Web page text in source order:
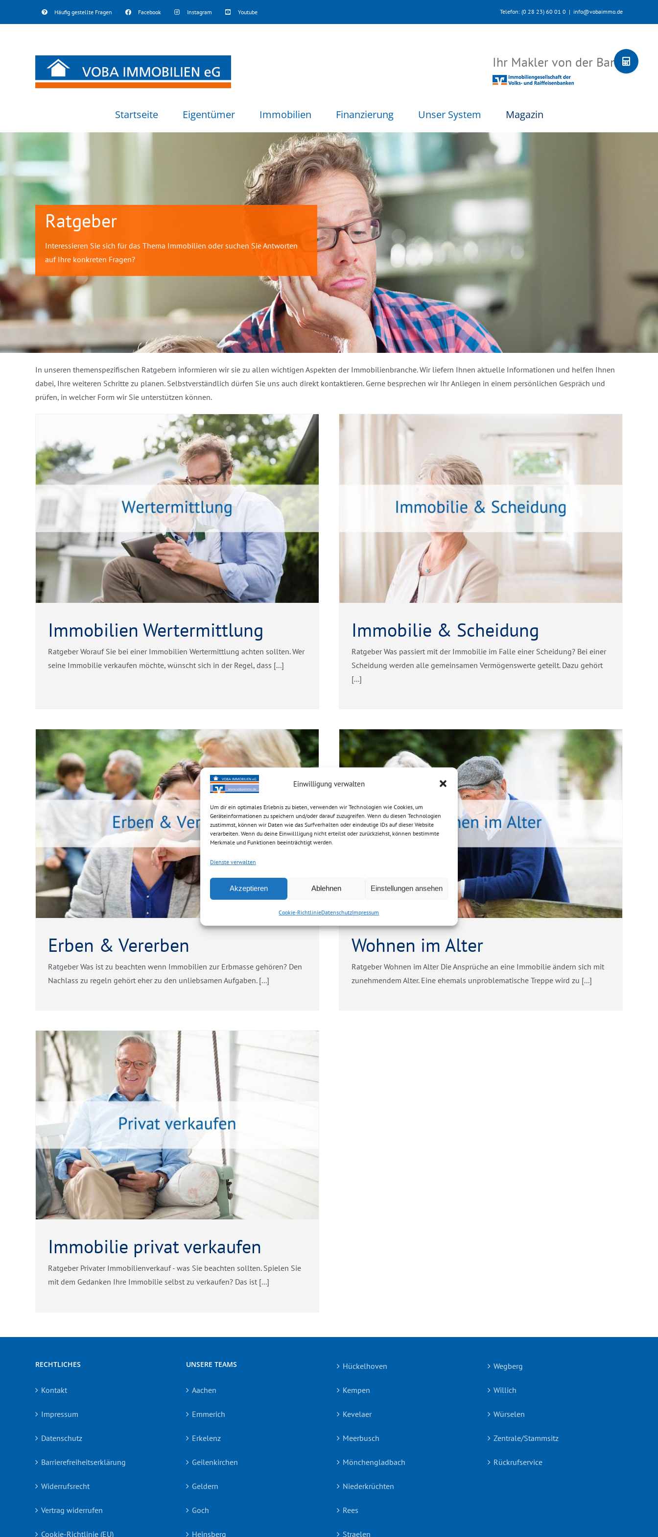
Einwilligung verwalten
Um dir ein optimales Erlebnis zu bieten, verwenden wir Technologien wie Cookies, um
Geräteinformationen zu speichern und/oder darauf zuzugreifen. Wenn du diesen Technologien
zustimmst, können wir Daten wie das Surfverhalten oder eindeutige IDs auf dieser Website
verarbeiten. Wenn du deine Einwillligung nicht erteilst oder zurückziehst, können bestimmte
Merkmale und Funktionen beeinträchtigt werden.
Dienste verwalten
Akzeptieren Ablehnen Einstellungen ansehen
Cookie-RichtlinieDatenschutzImpressum
Häufig gestellte Fragen Facebook Instagram Youtube Telefon: (0 28 23) 60 01 0 | info@vobaimmo.de
Ihr Makler von der Bank
Startseite Eigentümer Immobilien Finanzierung Unser System Magazin
Ratgeber
Interessieren Sie sich für das Thema Immobilien oder suchen Sie Antworten
auf Ihre konkreten Fragen?
In unseren themenspezifischen Ratgebern informieren wir sie zu allen wichtigen Aspekten der Immobilienbranche. Wir liefern Ihnen aktuelle Informationen und helfen Ihnen
dabei, Ihre weiteren Schritte zu planen. Selbstverständlich dürfen Sie uns auch direkt kontaktieren. Gerne besprechen wir Ihr Anliegen in einem persönlichen Gespräch und
prüfen, in welcher Form wir Sie unterstützen können.
Immobilien Wertermittlung
Ratgeber Worauf Sie bei einer Immobilien Wertermittlung achten sollten. Wer
seine Immobilie verkaufen möchte, wünscht sich in der Regel, dass [...]
Immobilie & Scheidung
Ratgeber
Immobilie & Scheidung
Ratgeber Was passiert mit der Immobilie im Falle einer Scheidung? Bei einer
Scheidung werden alle gemeinsamen Vermögenswerte geteilt. Dazu gehört
[...]
Erben & Vererben
Ratgeber Was ist zu beachten wenn Immobilien zur Erbmasse gehören? Den
Nachlass zu regeln gehört eher zu den unliebsamen Aufgaben. [...]
Wohnen im Alter
Ratgeber
Wohnen im Alter
Ratgeber Wohnen im Alter Die Ansprüche an eine Immobilie ändern sich mit
zunehmendem Alter. Eine ehemals unproblematische Treppe wird zu [...]
Immobilie privat verkaufen
Ratgeber Privater Immobilienverkauf - was Sie beachten sollten. Spielen Sie
mit dem Gedanken Ihre Immobilie selbst zu verkaufen? Das ist [...]
RECHTLICHES
Kontakt
Impressum
Datenschutz
Barrierefreiheitserklärung
Widerrufsrecht
Vertrag widerrufen
Cookie-Richtlinie (EU)
UNSERE TEAMS
Aachen
Emmerich
Erkelenz
Geilenkirchen
Geldern
Goch
Heinsberg
Hückelhoven
Kempen
Kevelaer
Meerbusch
Mönchengladbach
Niederkrüchten
Rees
Straelen
Wegberg
Willich
Würselen
Zentrale/Stammsitz
Rückrufservice
Toggle
Sliding